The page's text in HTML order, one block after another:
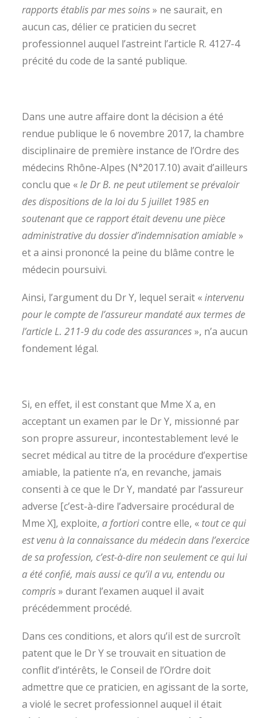
rapports établis par mes soins» ne saurait, en
aucun cas, délier ce praticien du secret
professionnel auquel l’astreint l’article R. 4127-4
précité du code de la santé publique.
Dans une autre affaire dont la décision a été
rendue publique le 6 novembre 2017, la chambre
disciplinaire de première instance de l’Ordre des
médecins Rhône-Alpes (N°2017.10) avait d’ailleurs
conclu que «le Dr B. ne peut utilement se prévaloir
des dispositions de la loi du 5 juillet 1985 en
soutenant que ce rapport était devenu une pièce
administrative du dossier d’indemnisation amiable»
et a ainsi prononcé la peine du blâme contre le
médecin poursuivi.
Ainsi, l’argument du Dr Y, lequel serait «intervenu
pour le compte de l’assureur mandaté aux termes de
l’article L. 211-9 du code des assurances», n’a aucun
fondement légal.
Si, en effet, il est constant que Mme X a, en
acceptant un examen par le Dr Y, missionné par
son propre assureur, incontestablement levé le
secret médical au titre de la procédure d’expertise
amiable, la patiente n’a, en revanche, jamais
consenti à ce que le Dr Y, mandaté par l’assureur
adverse [c’est-à-dire l’adversaire procédural de
Mme X], exploite, a fortioricontre elle, « tout ce qui
est venu à la connaissance du médecin dans l’exercice
de sa profession, c’est-à-dire non seulement ce qui lui
a été confié, mais aussi ce qu’il a vu, entendu ou
compris» durant l’examen auquel il avait
précédemment procédé.
Dans ces conditions, et alors qu’il est de surcroît
patent que le Dr Y se trouvait en situation de
conflit d’intérêts, le Conseil de l’Ordre doit
admettre que ce praticien, en agissant de la sorte,
a violé le secret professionnel auquel il était